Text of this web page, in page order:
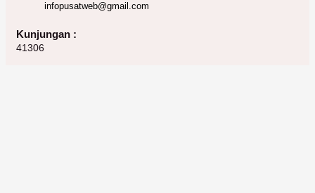
infopusatweb@gmail.com
Kunjungan :
41306